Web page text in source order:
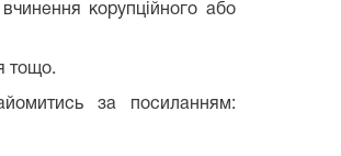
корупційного або
тощо.
за посиланням: